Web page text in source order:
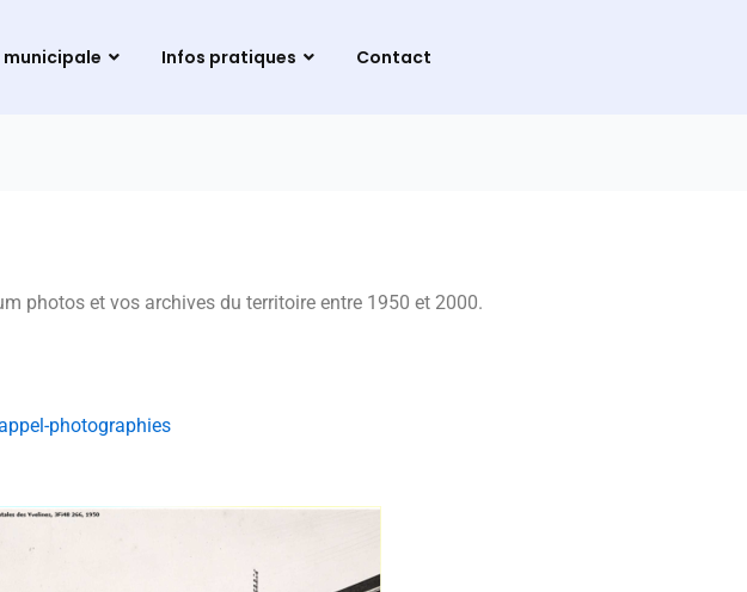
municipale Infos pratiques Contact
photos et vos archives du territoire entre 1950 et 2000.
photographies